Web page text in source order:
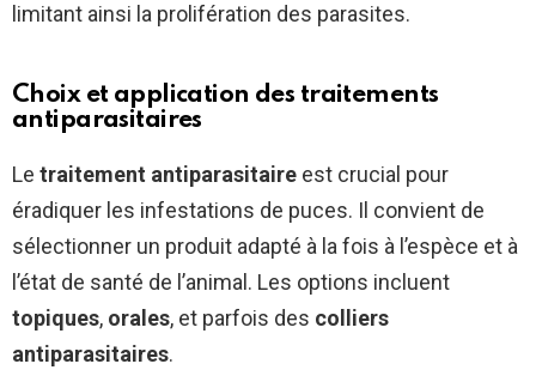
limitant ainsi la prolifération des parasites.
Choix et application des traitements
antiparasitaires
Le traitement antiparasitaire est crucial pour
éradiquer les infestations de puces. Il convient de
sélectionner un produit adapté à la fois à l’espèce et à
l’état de santé de l’animal. Les options incluent
topiques, orales, et parfois des colliers
antiparasitaires.